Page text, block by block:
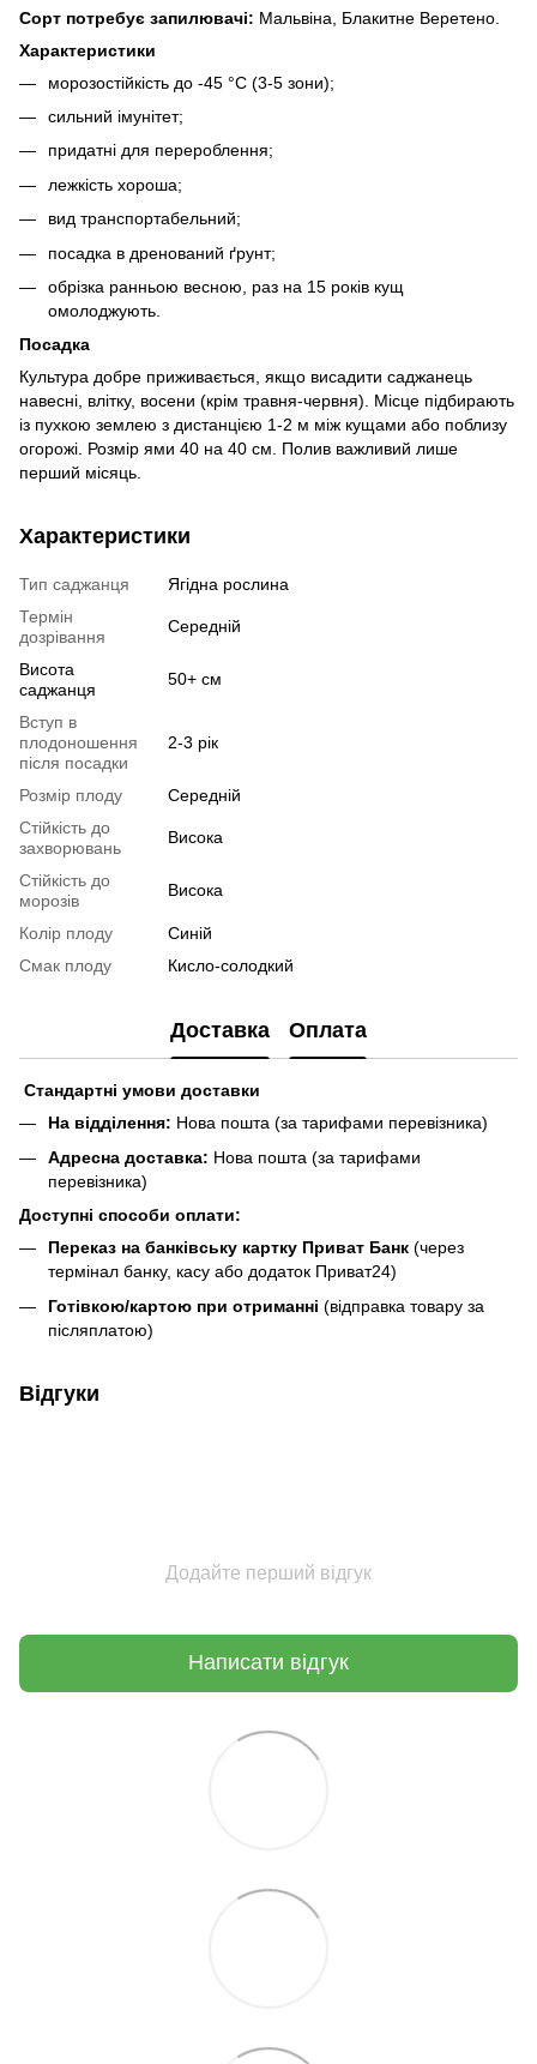
Сорт потребує запилювачі: Мальвіна, Блакитне Веретено.
Характеристики
морозостійкість до -45 °C (3-5 зони);
сильний імунітет;
придатні для перероблення;
лежкість хороша;
вид транспортабельний;
посадка в дренований ґрунт;
обрізка ранньою весною, раз на 15 років кущ
омолоджують.
Посадка
Культура добре приживається, якщо висадити саджанець
навесні, влітку, восени (крім травня-червня). Місце підбирають
із пухкою землею з дистанцією 1-2 м між кущами або поблизу
огорожі. Розмір ями 40 на 40 см. Полив важливий лише
перший місяць.
Характеристики
Тип саджанця
Ягідна рослина
Термін
дозрівання
Середній
Висота
саджанця
50+ см
Вступ в
плодоношення
після посадки
2-3 рік
Розмір плоду
Середній
Стійкість до
захворювань
Висока
Стійкість до
морозів
Висока
Колір плоду
Синій
Смак плоду
Кисло-солодкий
Доставка Оплата
Стандартні умови доставки
На відділення: Нова пошта (за тарифами перевізника)
Адресна доставка: Нова пошта (за тарифами
перевізника)
Доступні способи оплати:
Переказ на банківську картку Приват Банк (через
термінал банку, касу або додаток Приват24)
Готівкою/картою при отриманні (відправка товару за
післяплатою)
Відгуки
Додайте перший відгук
Написати відгук